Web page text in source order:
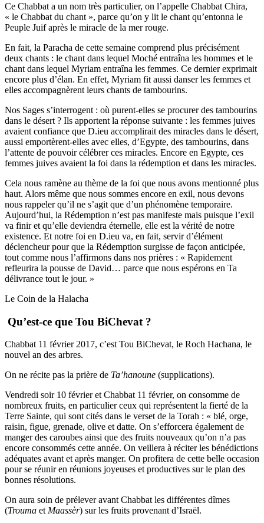
Ce Chabbat a un nom très particulier, on l’appelle Chabbat Chira,
« le Chabbat du chant », parce qu’on y lit le chant qu’entonna le
Peuple Juif après le miracle de la mer rouge.
En fait, la Paracha de cette semaine comprend plus précisément
deux chants : le chant dans lequel Moché entraîna les hommes et le
chant dans lequel Myriam entraîna les femmes. Ce dernier exprimait
encore plus d’élan. En effet, Myriam fit aussi danser les femmes et
elles accompagnèrent leurs chants de tambourins.
Nos Sages s’interrogent : où purent-elles se procurer des tambourins
dans le désert ? Ils apportent la réponse suivante : les femmes juives
avaient confiance que D.ieu accomplirait des miracles dans le désert,
aussi emportèrent-elles avec elles, d’Egypte, des tambourins, dans
l’attente de pouvoir célébrer ces miracles. Encore en Egypte, ces
femmes juives avaient la foi dans la rédemption et dans les miracles.
Cela nous ramène au thème de la foi que nous avons mentionné plus
haut. Alors même que nous sommes encore en exil, nous devons
nous rappeler qu’il ne s’agit que d’un phénomène temporaire.
Aujourd’hui, la Rédemption n’est pas manifeste mais puisque l’exil
va finir et qu’elle deviendra éternelle, elle est la vérité de notre
existence. Et notre foi en D.ieu va, en fait, servir d’élément
déclencheur pour que la Rédemption surgisse de façon anticipée,
tout comme nous l’affirmons dans nos prières : « Rapidement
refleurira la pousse de David… parce que nous espérons en Ta
délivrance tout le jour. »
Le Coin de la Halacha
Qu’est-ce que Tou BiChevat ?
Chabbat 11 février 2017, c’est Tou BiChevat, le Roch Hachana, le
nouvel an des arbres.
On ne récite pas la prière de Ta’hanoune (supplications).
Vendredi soir 10 février et Chabbat 11 février, on consomme de
nombreux fruits, en particulier ceux qui représentent la fierté de la
Terre Sainte, qui sont cités dans le verset de la Torah : « blé, orge,
raisin, figue, grenade, olive et datte. On s’efforcera également de
manger des caroubes ainsi que des fruits nouveaux qu’on n’a pas
encore consommés cette année. On veillera à réciter les bénédictions
adéquates avant et après manger. On profitera de cette belle occasion
pour se réunir en réunions joyeuses et productives sur le plan des
bonnes résolutions.
On aura soin de prélever avant Chabbat les différentes dîmes
(Trouma et Maassèr) sur les fruits provenant d’Israël.